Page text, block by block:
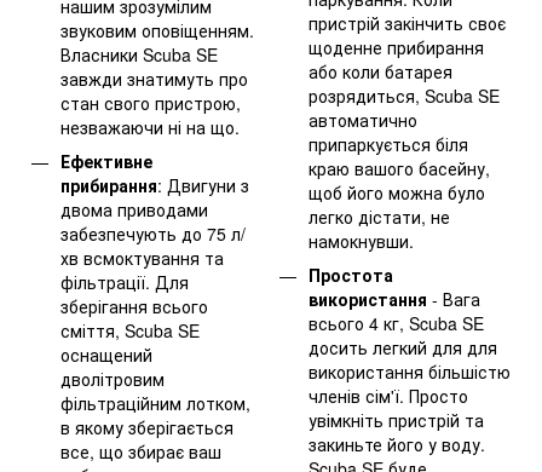
нашим зрозумілим
звуковим оповіщенням.
Власники Scuba SE
завжди знатимуть про
стан свого пристрою,
незважаючи ні на що.
Ефективне
прибирання: Двигуни з
двома приводами
забезпечують до 75 л/
хв всмоктування та
фільтрації. Для
зберігання всього
сміття, Scuba SE
оснащений
дволітровим
фільтраційним лотком,
в якому зберігається
все, що збирає ваш
пристрій закінчить своє
щоденне прибирання
або коли батарея
розрядиться, Scuba SE
автоматично
припаркується біля
краю вашого басейну,
щоб його можна було
легко дістати, не
намокнувши.
Простота
використання - Вага
всього 4 кг, Scuba SE
досить легкий для для
використання більшістю
членів сім'ї. Просто
увімкніть пристрій та
закиньте його у воду.